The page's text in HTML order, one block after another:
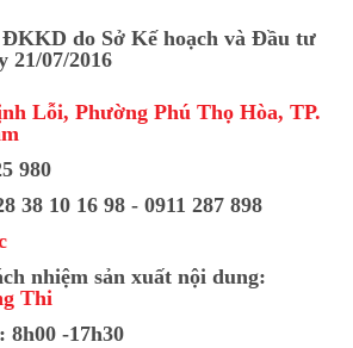
do Sở Kế hoạch và Đầu tư
21/07/2016
Lỗi, Phường Phú Thọ Hòa, TP.
980
38 10 16 98 - 0911 287 898
nhiệm sản xuất nội dung:
Thi
-17h30